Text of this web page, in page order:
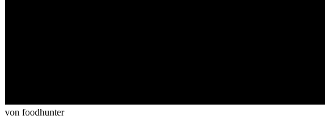
von foodhunter